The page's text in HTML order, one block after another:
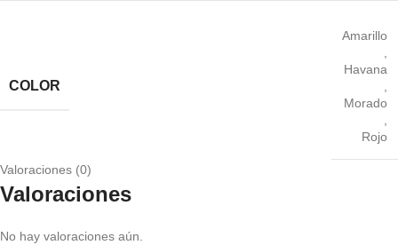
COLOR
Amarillo
Havana
Morado
Rojo
Valoraciones (0)
Valoraciones
No hay valoraciones aún.